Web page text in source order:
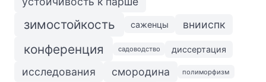
зимостойкость саженцы внииспк
конференция садоводство диссертация
исследования смородина полиморфизм